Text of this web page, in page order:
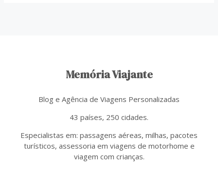
Memória Viajante
Blog e Agência de Viagens Personalizadas
43 países, 250 cidades.
Especialistas em: passagens aéreas, milhas, pacotes
turísticos, assessoria em viagens de motorhome e
viagem com crianças.